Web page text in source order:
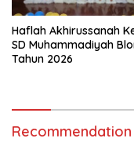
Haflah Akhirussanah
SD Muhammadiyah
Tahun 2026